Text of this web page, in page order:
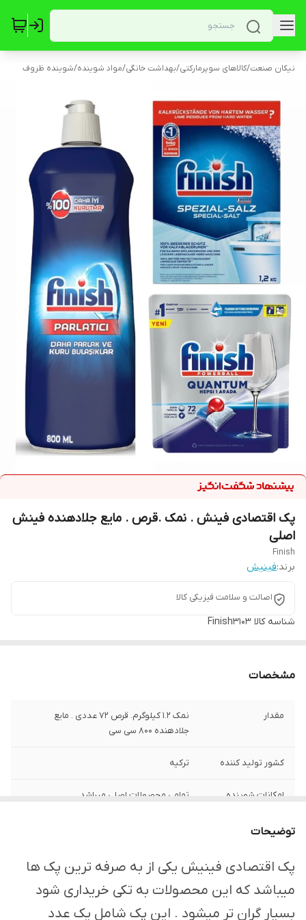
نیکان صنعت/کالاهای سوپرمارکتی/بهداشت خانگی/مواد شوینده/شوینده ظروف
پک اقتصادی فینش . نمک .قرص . مایع جلادهنده فینش
اصلی
Finish
برند:فینیش
اصالت و سلامت فیزیکی کالا
شناسه کالا Finish3103
مشخصات
مقدار
نمک ۱.۲ کیلوگرم. قرص ۷۲ عددی . مایع
جلادهنده ۸۰۰ سی سی
کشور تولید کننده ترکیه
امکانات شوینده
تمامی محصولات اصلی میباشد
توضیحات
پک اقتصادی فینیش یکی از به صرفه ترین پک ها
میباشد که این محصولات به تکی خریداری شود
بسیار گران تر میشود . این پک شامل یک عدد